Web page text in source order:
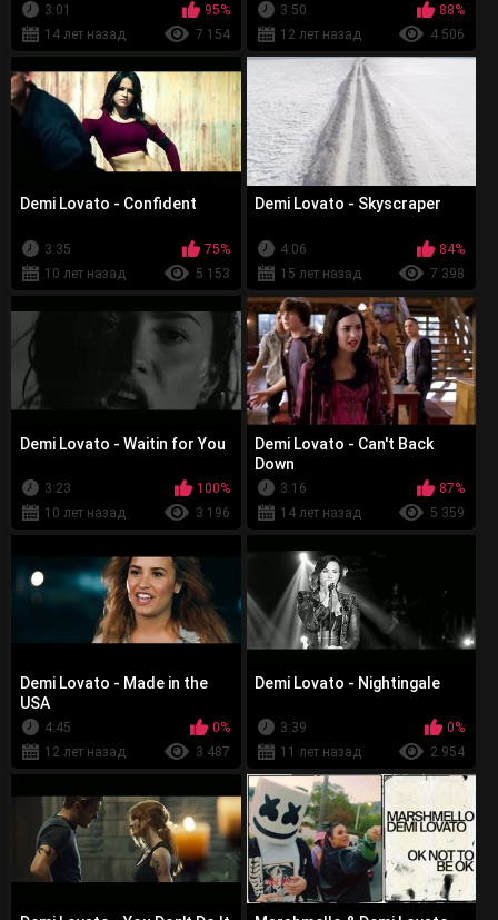
3:01
95%
14 лет назад
7 154
3:50
88%
12 лет назад
4 506
Demi Lovato - Confident
3:35
75%
10 лет назад
5 153
Demi Lovato - Skyscraper
4:06
84%
15 лет назад
7 398
Demi Lovato - Waitin for You
3:23
100%
10 лет назад
3 196
Demi Lovato - Can't Back
Down
3:16
87%
14 лет назад
5 359
Demi Lovato - Made in the
USA
4:45
0%
12 лет назад
3 487
Demi Lovato - Nightingale
3:39
0%
11 лет назад
2 954